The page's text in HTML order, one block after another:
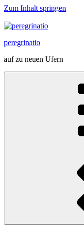
Zum Inhalt springen
peregrinatio
auf zu neuen Ufern